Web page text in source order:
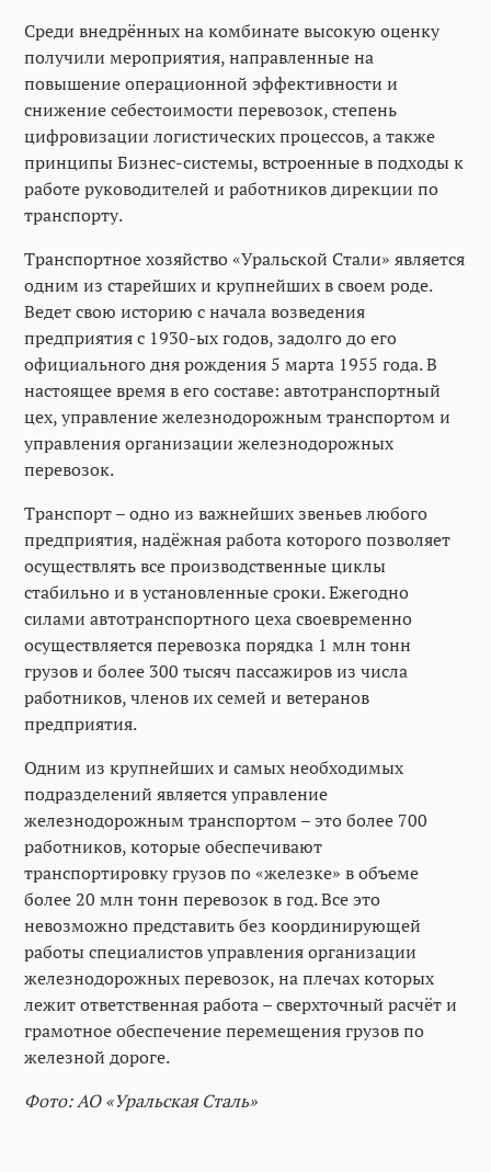
Среди внедрённых на комбинате высокую оценку
получили мероприятия, направленные на
повышение операционной эффективности и
снижение себестоимости перевозок, степень
цифровизации логистических процессов, а также
принципы Бизнес-системы, встроенные в подходы к
работе руководителей и работников дирекции по
транспорту.
Транспортное хозяйство «Уральской Стали» является
одним из старейших и крупнейших в своем роде.
Ведет свою историю с начала возведения
предприятия с 1930-ых годов, задолго до его
официального дня рождения 5 марта 1955 года. В
настоящее время в его составе: автотранспортный
цех, управление железнодорожным транспортом и
управления организации железнодорожных
перевозок.
Транспорт – одно из важнейших звеньев любого
предприятия, надёжная работа которого позволяет
осуществлять все производственные циклы
стабильно и в установленные сроки. Ежегодно
силами автотранспортного цеха своевременно
осуществляется перевозка порядка 1 млн тонн
грузов и более 300 тысяч пассажиров из числа
работников, членов их семей и ветеранов
предприятия.
Одним из крупнейших и самых необходимых
подразделений является управление
железнодорожным транспортом – это более 700
работников, которые обеспечивают
транспортировку грузов по «железке» в объеме
более 20 млн тонн перевозок в год. Все это
невозможно представить без координирующей
работы специалистов управления организации
железнодорожных перевозок, на плечах которых
лежит ответственная работа – сверхточный расчёт и
грамотное обеспечение перемещения грузов по
железной дороге.
Фото: АО «Уральская Сталь»